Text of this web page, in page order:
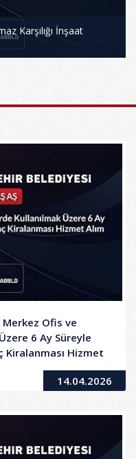
Karşılığı İnşaat
Merkez Ofis ve
6 Ay Süreyle
Hizmet
14.04.2026